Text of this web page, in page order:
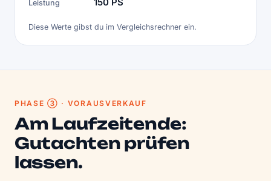
Leistung
Diese Werte gibst du im Vergleichsrechner ein.
PHASE ③ · VORAUSVERKAUF
Am Laufzeitende:
Gutachten prüfen
lassen.